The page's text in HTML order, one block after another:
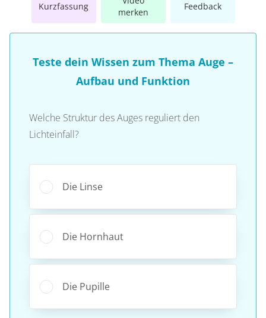
Kurzfassung
merken
Feedback
Teste dein Wissen zum Thema Auge –
Aufbau und Funktion
Welche Struktur des Auges reguliert den
Lichteinfall?
Die Linse
Die Hornhaut
Die Pupille